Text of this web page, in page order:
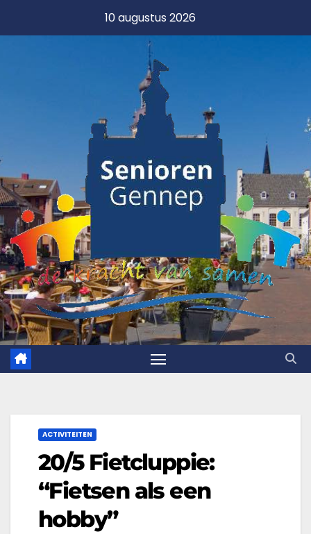
10 augustus 2026
ACTIVITEITEN
20/5 Fietcluppie:
“Fietsen als een
hobby”